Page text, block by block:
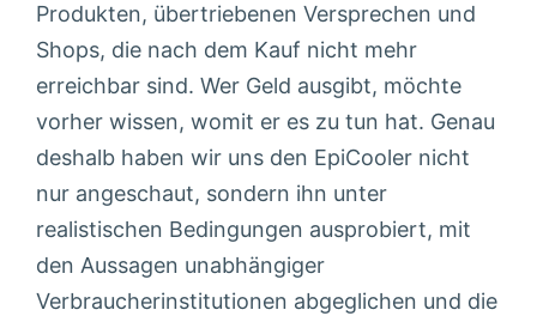
Produkten, übertriebenen Versprechen und
Shops, die nach dem Kauf nicht mehr
erreichbar sind. Wer Geld ausgibt, möchte
vorher wissen, womit er es zu tun hat. Genau
deshalb haben wir uns den EpiCooler nicht
nur angeschaut, sondern ihn unter
realistischen Bedingungen ausprobiert, mit
den Aussagen unabhängiger
Verbraucherinstitutionen abgeglichen und die